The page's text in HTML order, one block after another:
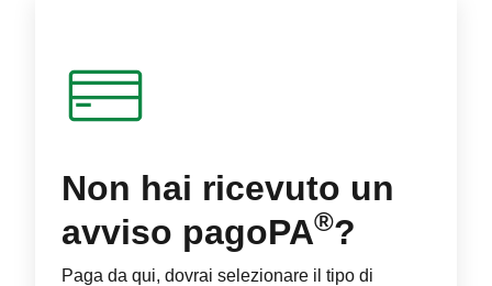
Non hai ricevuto un
avviso pagoPA®?
Paga da qui, dovrai selezionare il tipo di